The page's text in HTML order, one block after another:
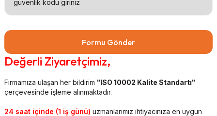
Formu Gönder
Değerli Ziyaretçimiz,
Firmamıza ulaşan her bildirim "ISO 10002 Kalite Standartı"
çerçevesinde işleme alınmaktadır.
24 saat içinde (1 iş günü) uzmanlarımız ihtiyacınıza en uygun